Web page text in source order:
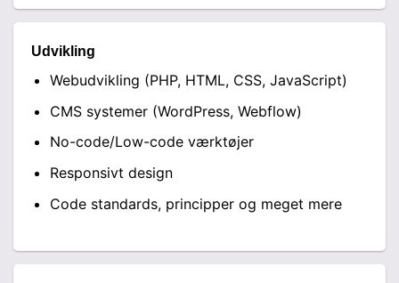
Udvikling
Webudvikling (PHP, HTML, CSS, JavaScript)
CMS systemer (WordPress, Webflow)
No-code/Low-code værktøjer
Responsivt design
Code standards, principper og meget mere